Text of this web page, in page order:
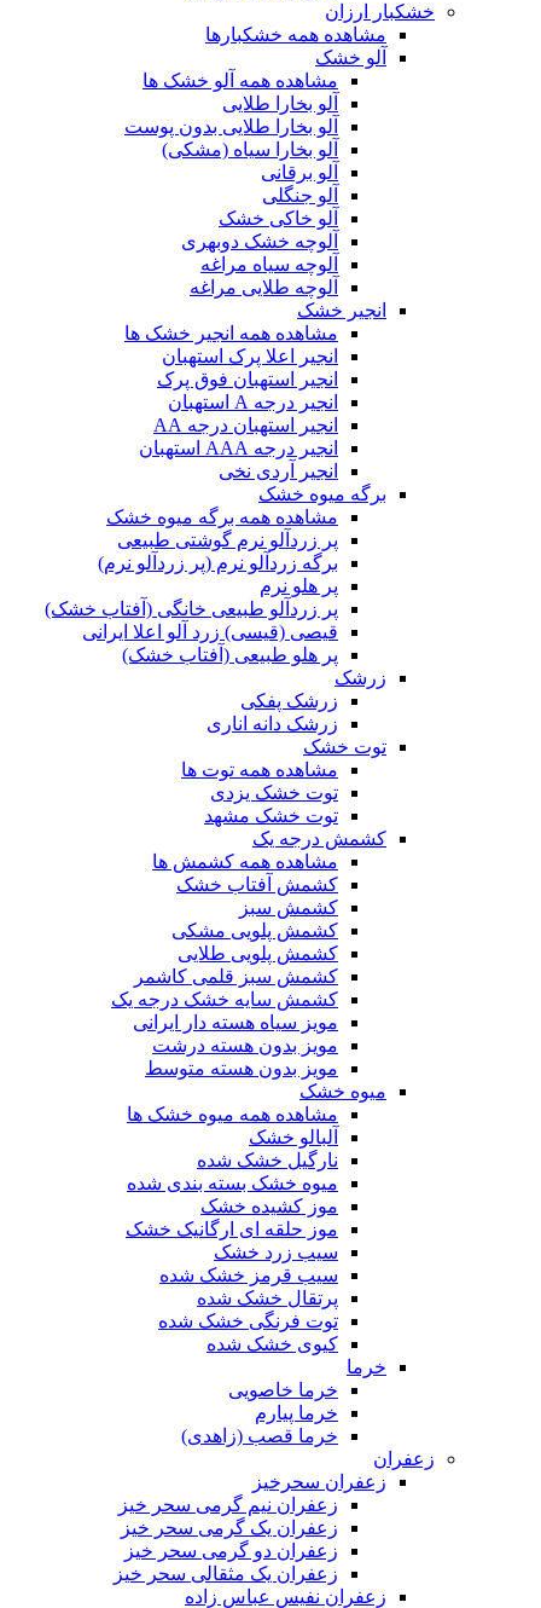
خشکبار ارزان
مشاهده همه خشکبارها
آلو خشک
مشاهده همه آلو خشک ها
آلو بخارا طلایی
آلو بخارا طلایی بدون پوست
آلو بخارا سیاه (مشکی)
آلو برقانی
آلو جنگلی
آلو خاکی خشک
آلوچه خشک دوبهری
آلوچه سیاه مراغه
آلوچه طلایی مراغه
انجیر خشک
مشاهده همه انجیر خشک ها
انجیر اعلا پرک استهبان
انجیر استهبان فوق پرک
انجیر درجه A استهبان
انجیر استهبان درجه AA
انجیر درجه AAA استهبان
انجیر آردی نخی
برگه میوه خشک
مشاهده همه برگه میوه خشک
پر زردآلو نرم گوشتی طبیعی
برگه زردآلو نرم (پر زردآلو نرم)
پر هلو نرم
پر زردآلو طبیعی خانگی (آفتاب خشک)
قیصی (قیسی) زرد آلو اعلا ایرانی
پر هلو طبیعی (آفتاب خشک)
زرشک
زرشک پفکی
زرشک دانه اناری
توت خشک
مشاهده همه توت ها
توت خشک یزدی
توت خشک مشهد
کشمش درجه یک
مشاهده همه کشمش ها
کشمش آفتاب خشک
کشمش سبز
کشمش پلویی مشکی
کشمش پلویی طلایی
کشمش سبز قلمی کاشمر
کشمش سایه خشک درجه یک
مویز سیاه هسته دار ایرانی
مویز بدون هسته درشت
مویز بدون هسته متوسط
میوه خشک
مشاهده همه میوه خشک ها
آلبالو خشک
نارگیل خشک شده
میوه خشک بسته بندی شده
موز کشیده خشک
موز حلقه ای ارگانیک خشک
سیب زرد خشک
سیب قرمز خشک شده
پرتقال خشک شده
توت فرنگی خشک شده
کیوی خشک شده
خرما
خرما خاصویی
خرما پیارم
خرما قصب (زاهدی)
زعفران
زعفران سحرخیز
زعفران نیم گرمی سحر خیز
زعفران یک گرمی سحر خیز
زعفران دو گرمی سحر خیز
زعفران یک مثقالی سحر خیز
زعفران نفیس عباس زاده